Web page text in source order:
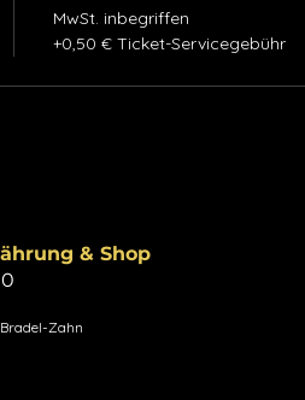
MwSt. inbegriffen
+0,50 € Ticket-Servicegebühr
& Shop
Zahn